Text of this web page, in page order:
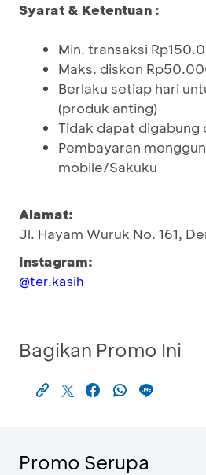
Syarat & Ketentuan :
Min. transaksi
Maks. diskon
Berlaku setiap hari
(produk anting)
Tidak dapat digabung
Pembayaran
mobile/Sakuku
Alamat:
Jl. Hayam Wuruk No. 161,
Instagram:
@ter.kasih
Bagikan Promo Ini
Promo Serupa